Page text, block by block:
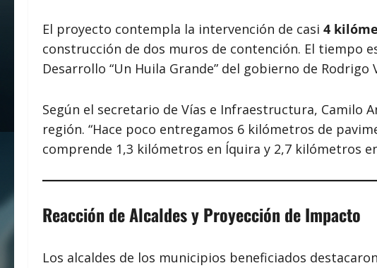
El proyecto contempla la intervención de casi 4
construcción de dos muros de contención. El tiempo
Desarrollo “Un Huila Grande” del gobierno de Rodrigo
Según el secretario de Vías e Infraestructura, Camilo
región. “Hace poco entregamos 6 kilómetros de
comprende 1,3 kilómetros en Íquira y 2,7 kilómetros
Reacción de Alcaldes y Proyección de Impacto
Los alcaldes de los municipios beneficiados